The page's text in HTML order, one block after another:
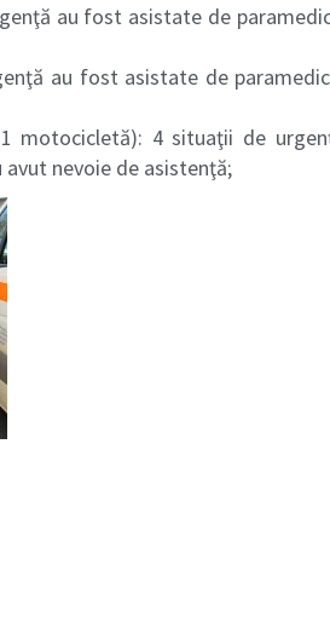
au fost asistate de
au fost asistate de
motocicletă): 4 situaţii de
avut nevoie de asistenţă;